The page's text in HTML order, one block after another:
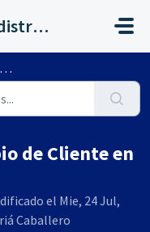
Servicios al canal de distribución de AHORA
de Cliente en
el Mie, 24 Jul,
Caballero